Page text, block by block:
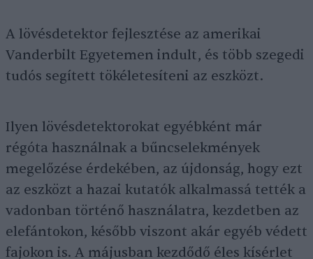
A lövésdetektor fejlesztése az amerikai
Vanderbilt Egyetemen indult, és több szegedi
tudós segített tökéletesíteni az eszközt.
Ilyen lövésdetektorokat egyébként már
régóta használnak a bűncselekmények
megelőzése érdekében, az újdonság, hogy ezt
az eszközt a hazai kutatók alkalmassá tették a
vadonban történő használatra, kezdetben az
elefántokon, később viszont akár egyéb védett
fajokon is. A májusban kezdődő éles kísérlet